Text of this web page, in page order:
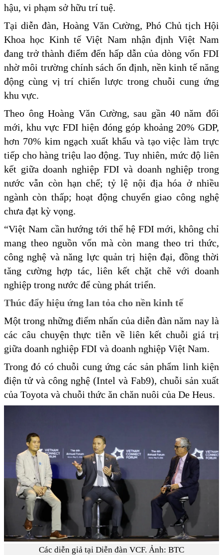
hậu, vi phạm sở hữu trí tuệ.
Tại diễn đàn, Hoàng Văn Cường, Phó Chủ tịch Hội
Khoa học Kinh tế Việt Nam nhận định Việt Nam
đang trở thành điểm đến hấp dẫn của dòng vốn FDI
nhờ môi trường chính sách ổn định, nền kinh tế năng
động cùng vị trí chiến lược trong chuỗi cung ứng
khu vực.
Theo ông Hoàng Văn Cường, sau gần 40 năm đổi
mới, khu vực FDI hiện đóng góp khoảng 20% GDP,
hơn 70% kim ngạch xuất khẩu và tạo việc làm trực
tiếp cho hàng triệu lao động. Tuy nhiên, mức độ liên
kết giữa doanh nghiệp FDI và doanh nghiệp trong
nước vẫn còn hạn chế; tỷ lệ nội địa hóa ở nhiều
ngành còn thấp; hoạt động chuyển giao công nghệ
chưa đạt kỳ vọng.
“Việt Nam cần hướng tới thế hệ FDI mới, không chỉ
mang theo nguồn vốn mà còn mang theo tri thức,
công nghệ và năng lực quản trị hiện đại, đồng thời
tăng cường hợp tác, liên kết chặt chẽ với doanh
nghiệp trong nước để cùng phát triển.
Thúc đẩy hiệu ứng lan tỏa cho nền kinh tế
Một trong những điểm nhấn của diễn đàn năm nay là
các câu chuyện thực tiễn về liên kết chuỗi giá trị
giữa doanh nghiệp FDI và doanh nghiệp Việt Nam.
Trong đó có chuỗi cung ứng các sản phẩm linh kiện
điện tử và công nghệ (Intel và Fab9), chuỗi sản xuất
của Toyota và chuỗi thức ăn chăn nuôi của De Heus.
Các diễn giả tại Diễn đàn VCF. Ảnh: BTC